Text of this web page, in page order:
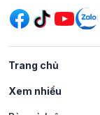
Trang chủ
Xem nhiều